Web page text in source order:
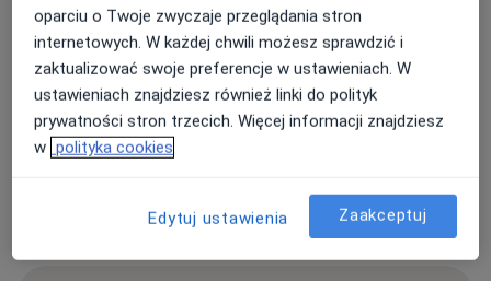
Ubezpieczenia są akceptowane, ale zakres zależy od
lokalizacji i usługi. Sprawdź podczas umawiania wizyty.
Medicover
Signal Iduna
INTER Polska
oparciu o Twoje zwyczaje przeglądania stron
internetowych. W każdej chwili możesz sprawdzić i
zaktualizować swoje preferencje w ustawieniach. W
ustawieniach znajdziesz również linki do polityk
prywatności stron trzecich. Więcej informacji znajdziesz
w polityka cookies
Edytuj ustawienia Zaakceptuj